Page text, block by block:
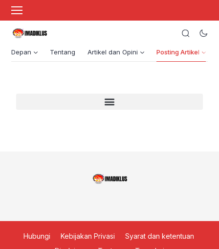
Depan Tentang Artikel dan Opini Posting Artikel
Hubungi Kebijakan Privasi
Syarat dan ketentuan